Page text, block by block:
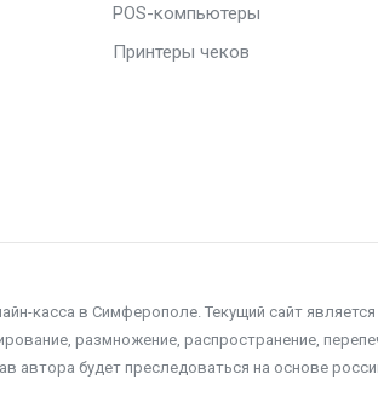
POS-компьютеры
Принтеры чеков
касса в Симферополе. Текущий сайт
размножение, распространение,
автора будет преследоваться на основе